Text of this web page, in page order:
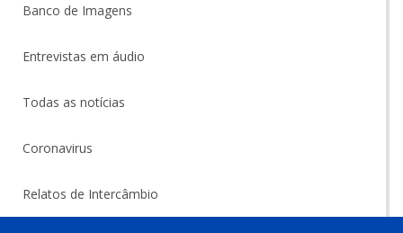
Banco de Imagens
Entrevistas em áudio
Todas as notícias
Coronavirus
Relatos de Intercâmbio